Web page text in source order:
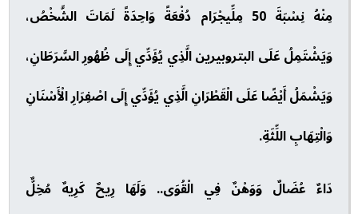
مِنْهُ نِسْبَةَ 50 مِلِّيجْرَام دُفْعَةً وَاحِدَةً لَمَاتَ الشَّخْصُ،
وَيَشْتَمِلُ عَلَى البتروبيرين الَّذِي يُؤَدِّي إِلَى ظُهُورِ السَّرَطَانِ،
وَيَشْمَلُ أَيْضًا عَلَى الْقَطْرَانِ الَّذِي يُؤَدِّي إِلَى اصْفِرَارِ الْأَسْنَانِ
وَالْتِهَابِ اللِّثَةِ.
دَاءٌ عُضَالٌ وَوَهْنٌ فِي الْقُوَى.. وَلَهَا رِيحٌ كَرِيهٌ مُخِلٌّ